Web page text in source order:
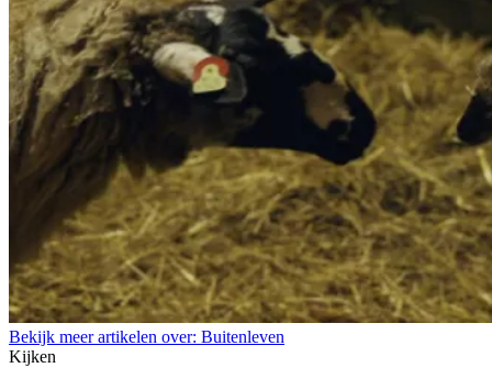
Bekijk meer artikelen over: Buitenleven
Kijken